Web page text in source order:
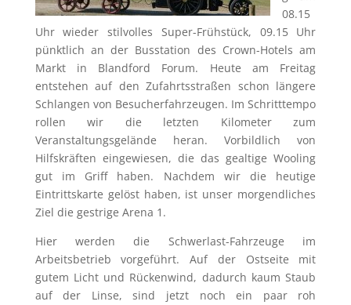
08.15
Uhr wieder stilvolles Super-Frühstück, 09.15 Uhr
pünktlich an der Busstation des Crown-Hotels am
Markt in Blandford Forum. Heute am Freitag
entstehen auf den Zufahrtsstraßen schon längere
Schlangen von Besucherfahrzeugen. Im Schritttempo
rollen wir die letzten Kilometer zum
Veranstaltungsgelände heran. Vorbildlich von
Hilfskräften eingewiesen, die das gealtige Wooling
gut im Griff haben. Nachdem wir die heutige
Eintrittskarte gelöst haben, ist unser morgendliches
Ziel die gestrige Arena 1.
Hier werden die Schwerlast-Fahrzeuge im
Arbeitsbetrieb vorgeführt. Auf der Ostseite mit
gutem Licht und Rückenwind, dadurch kaum Staub
auf der Linse, sind jetzt noch ein paar roh